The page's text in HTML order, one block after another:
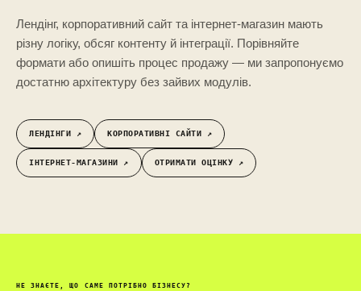
Лендінг, корпоративний сайт та інтернет-магазин мають
різну логіку, обсяг контенту й інтеграції. Порівняйте
формати або опишіть процес продажу — ми запропонуємо
достатню архітектуру без зайвих модулів.
ЛЕНДІНГИ ↗︎ КОРПОРАТИВНІ САЙТИ ↗︎
ІНТЕРНЕТ-МАГАЗИНИ ↗︎ ОТРИМАТИ ОЦІНКУ ↗︎
НЕ ЗНАЄТЕ, ЩО САМЕ ПОТРІБНО БІЗНЕСУ?